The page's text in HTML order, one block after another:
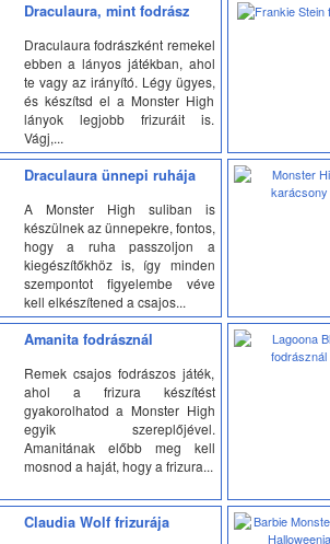
Draculaura, mint fodrász
Draculaura fodrászként remekel
ebben a lányos játékban, ahol
te vagy az irányító. Légy ügyes,
és készítsd el a Monster High
lányok legjobb frizuráit is.
Vágj,...
Draculaura ünnepi ruhája
A Monster High suliban is
készülnek az ünnepekre, fontos,
hogy a ruha passzoljon a
kiegészítőkhöz is, így minden
szempontot figyelembe véve
kell elkészítened a csajos...
Amanita fodrásznál
Remek csajos fodrászos játék,
ahol a frizura készítést
gyakorolhatod a Monster High
egyik szereplőjével.
Amanitának előbb meg kell
mosnod a haját, hogy a frizura...
Claudia Wolf frizurája